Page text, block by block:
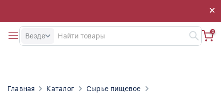
×
×
Везде
0
Главная Каталог
Сырье пищевое